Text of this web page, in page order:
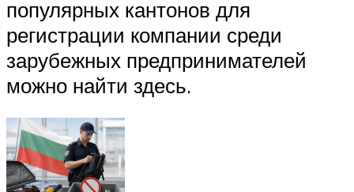
популярных кантонов для
регистрации компании среди
зарубежных предпринимателей
можно найти здесь.